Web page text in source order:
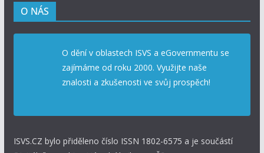
O NÁS
O dění v oblastech ISVS a eGovernmentu se
zajímáme od roku 2000. Využijte naše
znalosti a zkušenosti ve svůj prospěch!
ISVS.CZ bylo přiděleno číslo ISSN 1802-6575 a je součástí